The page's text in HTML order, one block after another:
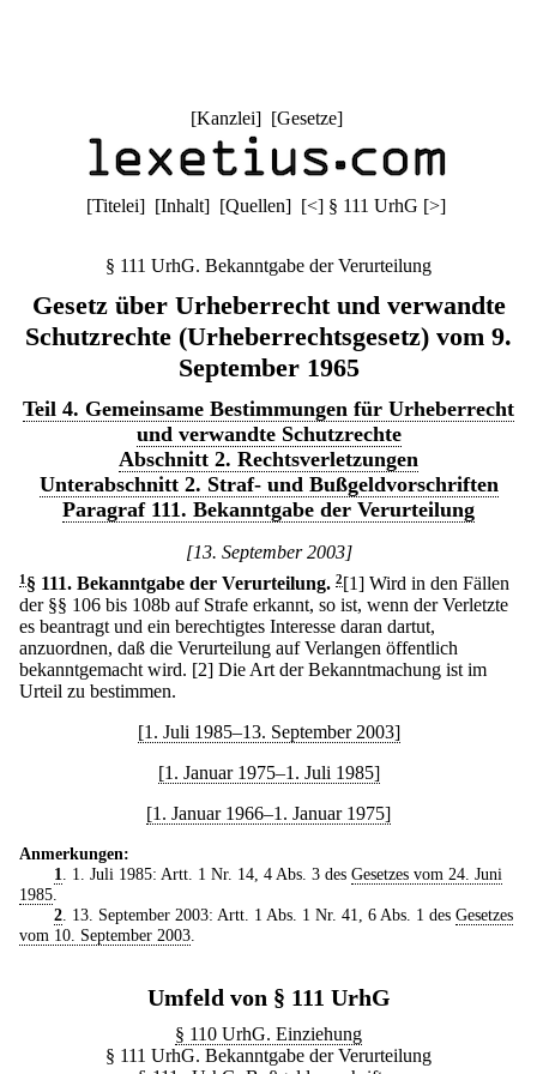
[Kanzlei] [Gesetze]
[Titelei] [Inhalt] [Quellen] [<] § 111 UrhG [>]
§ 111 UrhG. Bekanntgabe der Verurteilung
Gesetz über Urheberrecht und verwandte
Schutzrechte (Urheberrechtsgesetz) vom 9.
September 1965
Teil 4. Gemeinsame Bestimmungen für Urheberrecht
und verwandte Schutzrechte
Abschnitt 2. Rechtsverletzungen
Unterabschnitt 2. Straf- und Bußgeldvorschriften
Paragraf 111. Bekanntgabe der Verurteilung
[13. September 2003]
1 § 111. Bekanntgabe der Verurteilung. 2[1] Wird in den Fällen
der §§ 106 bis 108b auf Strafe erkannt, so ist, wenn der Verletzte
es beantragt und ein berechtigtes Interesse daran dartut,
anzuordnen, daß die Verurteilung auf Verlangen öffentlich
bekanntgemacht wird. [2] Die Art der Bekanntmachung ist im
Urteil zu bestimmen.
[1. Juli 1985–13. September 2003]
[1. Januar 1975–1. Juli 1985]
[1. Januar 1966–1. Januar 1975]
Anmerkungen:
1
. 1. Juli 1985: Artt. 1 Nr. 14, 4 Abs. 3 des Gesetzes vom 24. Juni
1985
2. 13. September 2003: Artt. 1 Abs. 1 Nr. 41, 6 Abs. 1 des Gesetzes
vom 10. September 2003
Umfeld von § 111 UrhG
§ 110 UrhG. Einziehung
§ 111 UrhG. Bekanntgabe der Verurteilung